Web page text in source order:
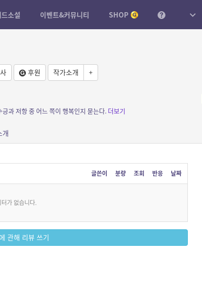
소설 이벤트&커뮤니티 SHOP
후원 작가소개 +
과 저항 중 어느 쪽이 행복인지 묻는다. 더보기
개
글쓴이 분량 조회 반응 날짜
터가 없습니다.
관해 리뷰 쓰기